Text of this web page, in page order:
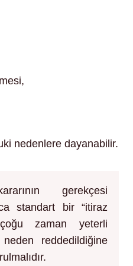
nedenlere dayanabilir.
gerekçesi
standart bir “itiraz
zaman yeterli
reddedildiğine